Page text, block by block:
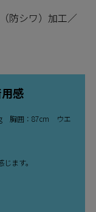
防シワ）加工／
感
胸囲：87cm ウエ
ます。